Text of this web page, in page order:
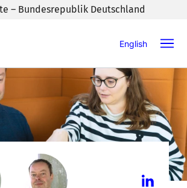
wechseln
– Bundesrepublik Deutschland
English